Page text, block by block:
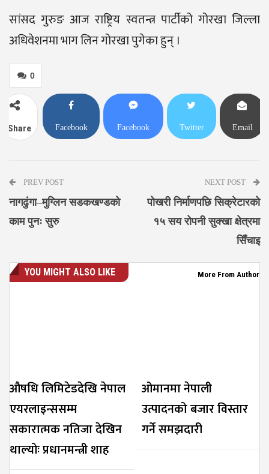
सांसद गुरुङ आज राष्ट्रिय स्वतन्त्र पार्टीको गोरखा जिल्ला
अधिवेशनमा भाग लिन गोरखा पुगेका हुन् ।
0
Share Facebook Facebook Twitter Email
PREV POST
नागढुंगा–मुग्लिन सडकखण्डको
काम पुनः सुरु
NEXT POST
पोखरी निर्माणपछि सिक्रेटारको
१५ सय रोपनी सुक्खा क्षेत्रमा
सिँचाइ
YOU MIGHT ALSO LIKE More From Author
औषधि लिमिटेडदेखि नेपाल
एयरलाइन्ससम्म
सकारात्मक नतिजा देखिन
थाल्योः प्रधानमन्त्री शाह
ओमानमा नेपाली
उत्पादनको बजार विस्तार
गर्ने समझदारी